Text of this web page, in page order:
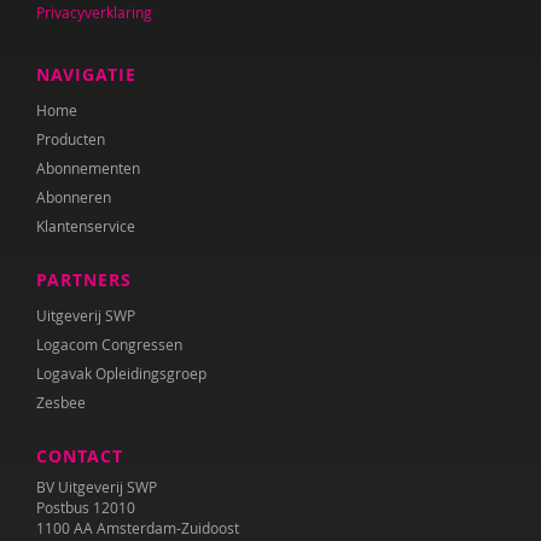
Anne Mijke van Harten
Maria Heesen
Anouk Helmers
Nicky Ingels
Sherita Jager
Lien Van Laere
Fien Lannoye
Esther van der Leek
Jolet Leenhouts
Liliane Limpens
Privacyverklaring
NAVIGATIE
Home
Producten
Abonnementen
Abonneren
Klantenservice
PARTNERS
Uitgeverij SWP
Logacom Congressen
Logavak Opleidingsgroep
Zesbee
CONTACT
BV Uitgeverij SWP
Postbus 12010
1100 AA Amsterdam-Zuidoost